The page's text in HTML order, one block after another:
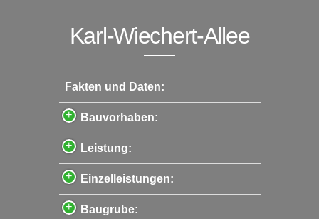
Karl-Wiechert-Allee
Fakten und Daten:
Bauvorhaben:
Leistung:
Einzelleistungen:
Baugrube: